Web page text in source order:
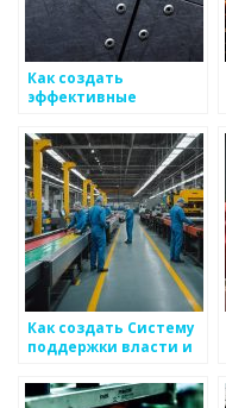
Как создать
эффективные
лояльности для
клиентов
металоизделий
Как создать Систему
поддержки власти и
организаций для
бизнеса по